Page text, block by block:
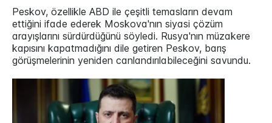
Peskov, özellikle ABD ile çeşitli temasların devam
ettiğini ifade ederek Moskova'nın siyasi çözüm
arayışlarını sürdürdüğünü söyledi. Rusya'nın müzakere
kapısını kapatmadığını dile getiren Peskov, barış
görüşmelerinin yeniden canlandırılabileceğini savundu.